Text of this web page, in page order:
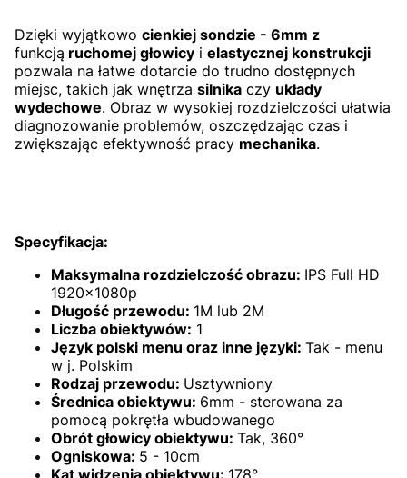
Dzięki wyjątkowo cienkiej sondzie - 6mm z
funkcją ruchomej głowicy i elastycznej konstrukcji
pozwala na łatwe dotarcie do trudno dostępnych
miejsc, takich jak wnętrza silnika czy układy
wydechowe. Obraz w wysokiej rozdzielczości ułatwia
diagnozowanie problemów, oszczędzając czas i
zwiększając efektywność pracy mechanika.
Specyfikacja:
Maksymalna rozdzielczość obrazu: IPS Full HD
1920x1080p
Długość przewodu: 1M lub 2M
Liczba obiektywów: 1
Język polski menu oraz inne języki: Tak - menu
w j. Polskim
Rodzaj przewodu: Usztywniony
Średnica obiektywu: 6mm - sterowana za
pomocą pokrętła wbudowanego
Obrót głowicy obiektywu: Tak, 360°
Ogniskowa: 5 - 10cm
Kąt widzenia obiektywu: 178°